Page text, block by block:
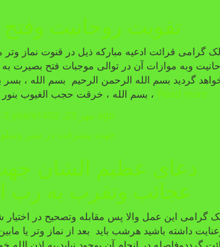
تقویت روحانیت
گرامی قرائت ادعیه مبارکه ذیل در قنوت نماز
وبه موازات آن در توالی موجبات فتح بصیرت به
گردید بسم الله الرحمن الرحيم بسم الله ، بسر
بسم الله ، خرقت حجب الغيوب بنور رب الغيب خرقا ، Read more
3 years مهر 23, 1402 ago
جهت پیشرفت در سیر
دعای عظیم الشان
عجائب وتقرب به رب
گرامی این عمل والا پس مقابله وتصحیح در اختیار
داشته باشید هرشب باید بعد از نماز وتر یا
گرددوفاصله در انجام آن بوجود نیاید،به اذن